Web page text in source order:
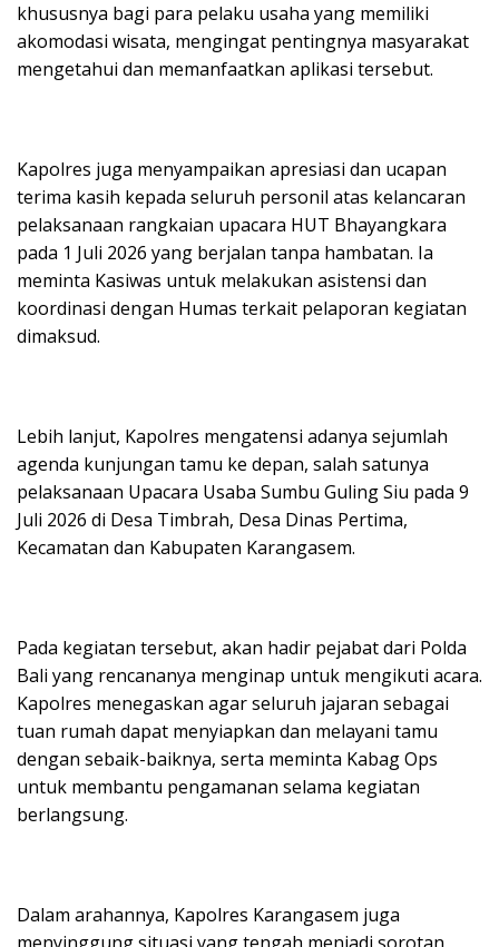
khususnya bagi para pelaku usaha yang memiliki
akomodasi wisata, mengingat pentingnya masyarakat
mengetahui dan memanfaatkan aplikasi tersebut.
Kapolres juga menyampaikan apresiasi dan ucapan
terima kasih kepada seluruh personil atas kelancaran
pelaksanaan rangkaian upacara HUT Bhayangkara
pada 1 Juli 2026 yang berjalan tanpa hambatan. Ia
meminta Kasiwas untuk melakukan asistensi dan
koordinasi dengan Humas terkait pelaporan kegiatan
dimaksud.
Lebih lanjut, Kapolres mengatensi adanya sejumlah
agenda kunjungan tamu ke depan, salah satunya
pelaksanaan Upacara Usaba Sumbu Guling Siu pada 9
Juli 2026 di Desa Timbrah, Desa Dinas Pertima,
Kecamatan dan Kabupaten Karangasem.
Pada kegiatan tersebut, akan hadir pejabat dari Polda
Bali yang rencananya menginap untuk mengikuti acara.
Kapolres menegaskan agar seluruh jajaran sebagai
tuan rumah dapat menyiapkan dan melayani tamu
dengan sebaik-baiknya, serta meminta Kabag Ops
untuk membantu pengamanan selama kegiatan
berlangsung.
Dalam arahannya, Kapolres Karangasem juga